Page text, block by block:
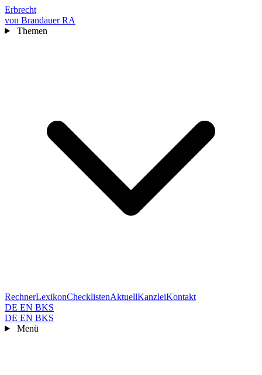
Erbrecht
von Brandauer RA
Themen
RechnerLexikonChecklistenAktuellKanzleiKontakt
DE EN BKS
DE EN BKS
Menü